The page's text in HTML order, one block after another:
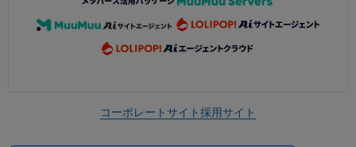
コーポレートサイト採用サイト